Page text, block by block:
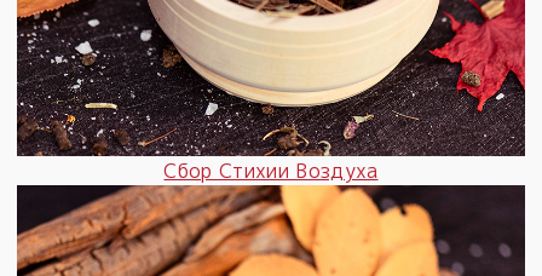
Сбор Стихии Воздуха